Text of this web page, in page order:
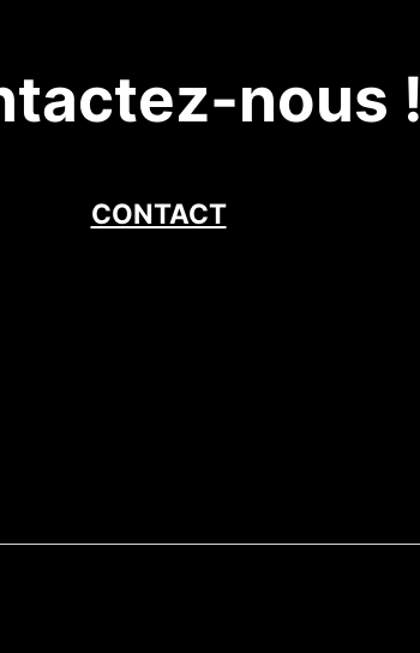
nous !
CONTACT